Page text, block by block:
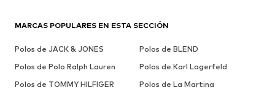
MARCAS POPULARES EN ESTA SECCIÓN
Polos de JACK & JONES
Polos de BLEND
Polos de Polo Ralph Lauren
Polos de Karl Lagerfeld
Polos de TOMMY HILFIGER
Polos de La Martina